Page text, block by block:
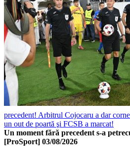
precedent! Arbitrul Cojocaru a dar
un out de poartă şi FCSB a marcat!
Un moment fără precedent s-a
[ProSport] 03/08/2026